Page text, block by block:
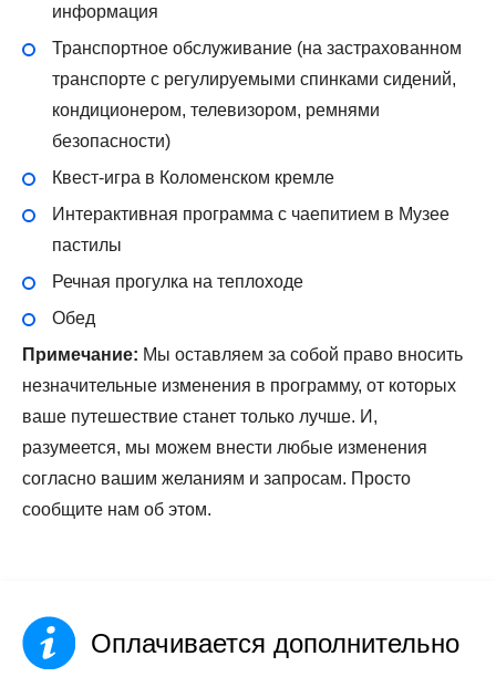
информация
Транспортное обслуживание (на застрахованном
транспорте с регулируемыми спинками сидений,
кондиционером, телевизором, ремнями
безопасности)
Квест-игра в Коломенском кремле
Интерактивная программа с чаепитием в Музее
пастилы
Речная прогулка на теплоходе
Обед
Примечание: Мы оставляем за собой право вносить
незначительные изменения в программу, от которых
ваше путешествие станет только лучше. И,
разумеется, мы можем внести любые изменения
согласно вашим желаниям и запросам. Просто
сообщите нам об этом.
Оплачивается дополнительно